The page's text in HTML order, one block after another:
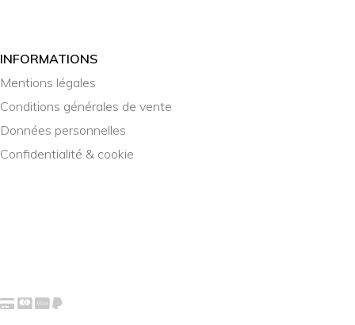
INFORMATIONS
Mentions légales
Conditions générales de vente
Données personnelles
Confidentialité & cookie